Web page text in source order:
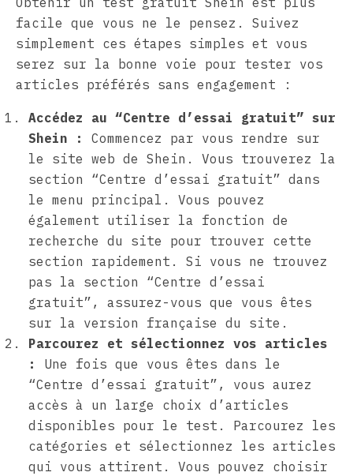
facile que vous ne le pensez. Suivez
simplement ces étapes simples et vous
serez sur la bonne voie pour tester vos
articles préférés sans engagement :
Accédez au “Centre d’essai gratuit” sur
Shein :
Commencez par vous rendre sur
le site web de Shein. Vous trouverez la
section “Centre d’essai gratuit” dans
le menu principal. Vous pouvez
également utiliser la fonction de
recherche du site pour trouver cette
section rapidement. Si vous ne trouvez
pas la section “Centre d’essai
gratuit”, assurez-vous que vous êtes
sur la version française du site.
Parcourez et sélectionnez vos articles
:
Une fois que vous êtes dans le
“Centre d’essai gratuit”, vous aurez
accès à un large choix d’articles
disponibles pour le test. Parcourez les
catégories et sélectionnez les articles
qui vous attirent. Vous pouvez choisir